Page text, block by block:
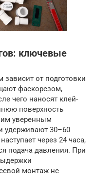
ключевые
от подготовки
фаскорезом,
чего наносят клей-
поверхность
уверенным
удерживают 30–60
через 24 часа,
подача давления. При
монтаж не